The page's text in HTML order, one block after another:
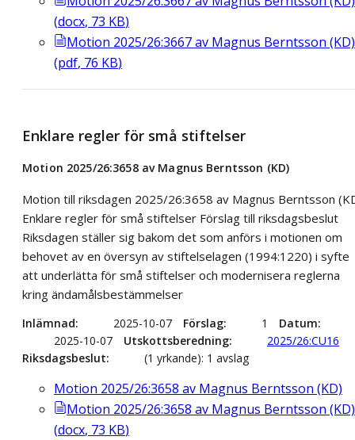
(docx, 73 KB)
Motion 2025/26:3667 av Magnus Berntsson (KD)
(pdf, 76 KB)
Enklare regler för små stiftelser
Motion 2025/26:3658 av Magnus Berntsson (KD)
Motion till riksdagen 2025/26:3658 av Magnus Berntsson
Enklare regler för små stiftelser Förslag till riksdagsbeslut
Riksdagen ställer sig bakom det som anförs i motionen om
behovet av en översyn av stiftelselagen (1994:1220) i syfte
att underlätta för små stiftelser och modernisera reglerna
kring ändamålsbestämmelser
Inlämnad 2025-10-07 Förslag 1
Datum
2025-10-07
Utskottsberedning
2025/26:CU16
Riksdagsbeslut
(1 yrkande): 1 avslag
Motion 2025/26:3658 av Magnus Berntsson (KD)
Motion 2025/26:3658 av Magnus Berntsson (KD)
(docx, 73 KB)